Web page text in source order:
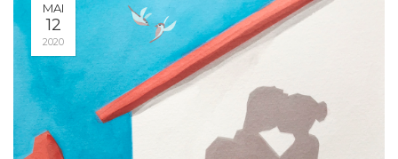
MAI
12
2020